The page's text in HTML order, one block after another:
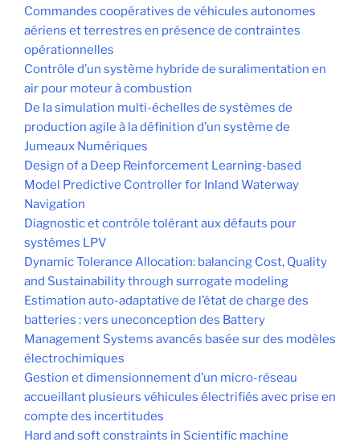
Commandes coopératives de véhicules autonomes
aériens et terrestres en présence de contraintes
opérationnelles
Contrôle d’un système hybride de suralimentation en
air pour moteur à combustion
De la simulation multi-échelles de systèmes de
production agile à la définition d’un système de
Jumeaux Numériques
Design of a Deep Reinforcement Learning-based
Model Predictive Controller for Inland Waterway
Navigation
Diagnostic et contrôle tolérant aux défauts pour
systèmes LPV
Dynamic Tolerance Allocation: balancing Cost, Quality
and Sustainability through surrogate modeling
Estimation auto-adaptative de l’état de charge des
batteries : vers uneconception des Battery
Management Systems avancés basée sur des modèles
électrochimiques
Gestion et dimensionnement d’un micro-réseau
accueillant plusieurs véhicules électrifiés avec prise en
compte des incertitudes
Hard and soft constraints in Scientific machine